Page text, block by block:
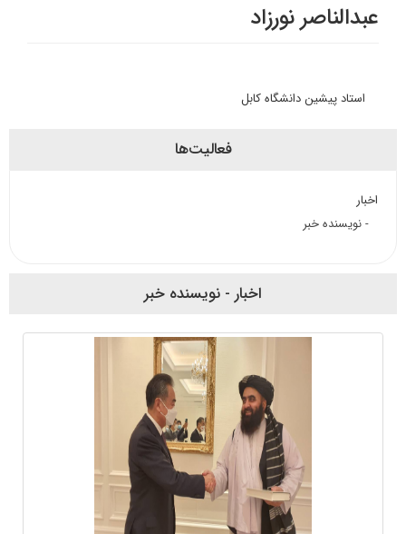
عبدالناصر نورزاد
استاد پیشین دانشگاه کابل
فعالیت‌ها
اخبار
- نویسنده خبر
اخبار - نویسنده خبر